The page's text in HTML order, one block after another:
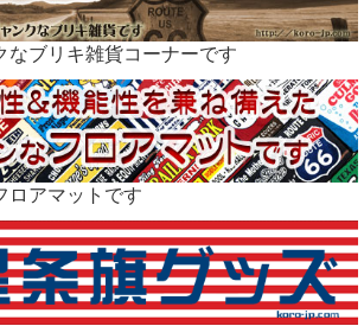
なブリキ雑貨コーナーです
ロアマットです